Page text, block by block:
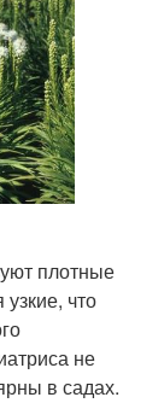
плотные
что
не
в садах.